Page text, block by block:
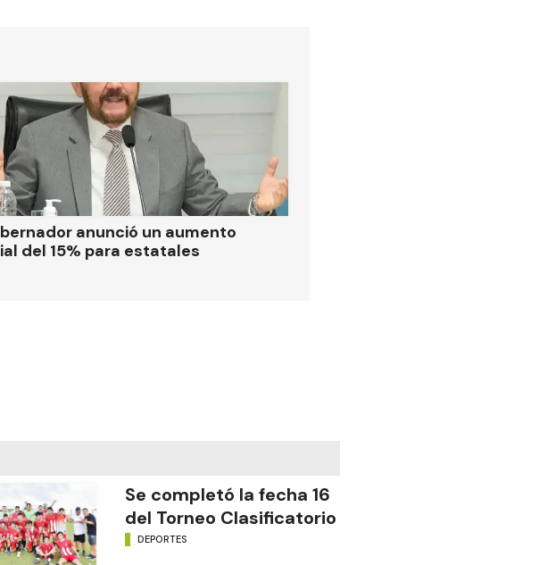
anunció un aumento
del 15% para estatales
Se completó la fecha 16
del Torneo Clasificatorio
DEPORTES